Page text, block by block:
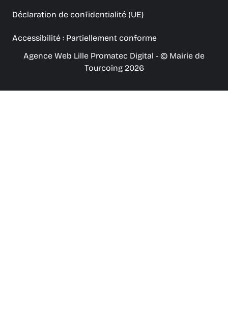
Déclaration de confidentialité (UE)
Accessibilité : Partiellement conforme
Agence Web Lille Promatec Digital - © Mairie de
Tourcoing 2026